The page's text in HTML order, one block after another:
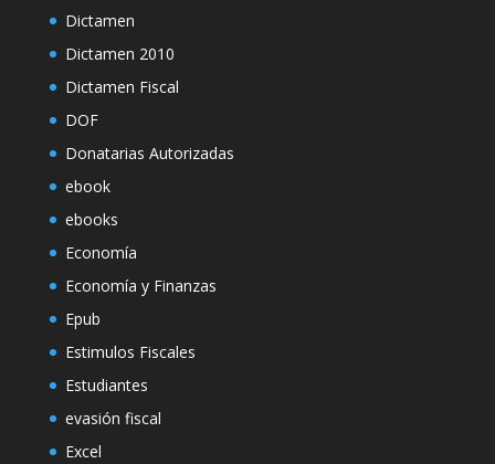
Dictamen
Dictamen 2010
Dictamen Fiscal
DOF
Donatarias Autorizadas
ebook
ebooks
Economía
Economía y Finanzas
Epub
Estimulos Fiscales
Estudiantes
evasión fiscal
Excel